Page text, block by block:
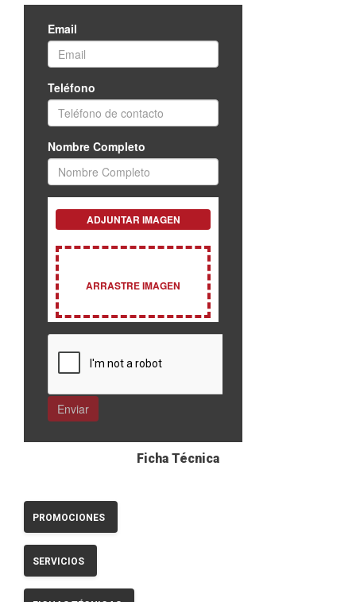
Ficha Técnica
PROMOCIONES
SERVICIOS